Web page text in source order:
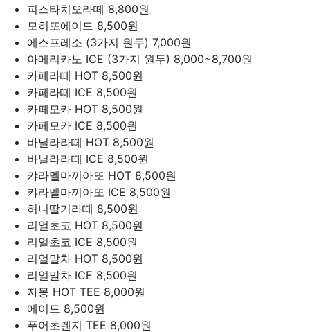
피스타치오라떼 8,800원
모히또에이드 8,500원
에스프레소 (3가지 원두) 7,000원
아메리카노 ICE (3가지 원두) 8,000~8,700원
카페라떼 HOT 8,500원
카페라떼 ICE 8,500원
카페모카 HOT 8,500원
카페모카 ICE 8,500원
바닐라라떼 HOT 8,500원
바닐라라떼 ICE 8,500원
캬라멜마끼아또 HOT 8,500원
캬라멜마끼아또 ICE 8,500원
허니딸기라떼 8,500원
리얼초코 HOT 8,500원
리얼초코 ICE 8,500원
리얼말차 HOT 8,500원
리얼말차 ICE 8,500원
자몽 HOT TEE 8,000원
에이드 8,500원
푸어초렌지 TEE 8,000원